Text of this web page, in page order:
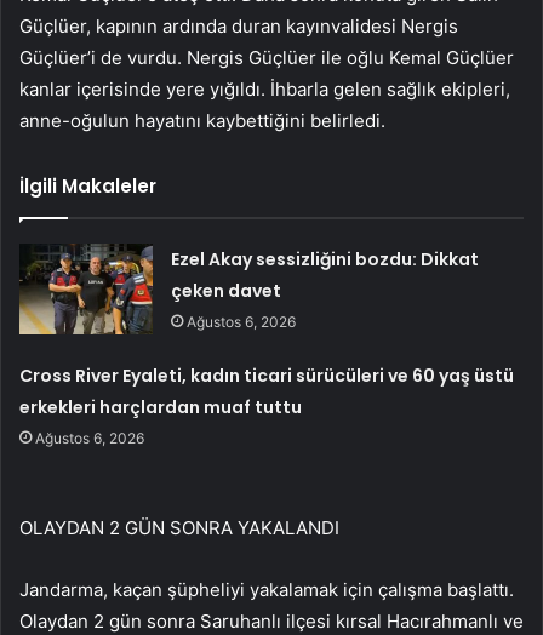
Güçlüer, kapının ardında duran kayınvalidesi Nergis
Güçlüer’i de vurdu. Nergis Güçlüer ile oğlu Kemal Güçlüer
kanlar içerisinde yere yığıldı. İhbarla gelen sağlık ekipleri,
anne-oğulun hayatını kaybettiğini belirledi.
İlgili Makaleler
Ezel Akay sessizliğini bozdu: Dikkat
çeken davet
Ağustos 6, 2026
Cross River Eyaleti, kadın ticari sürücüleri ve 60 yaş üstü
erkekleri harçlardan muaf tuttu
Ağustos 6, 2026
OLAYDAN 2 GÜN SONRA YAKALANDI
Jandarma, kaçan şüpheliyi yakalamak için çalışma başlattı.
Olaydan 2 gün sonra Saruhanlı ilçesi kırsal Hacırahmanlı ve